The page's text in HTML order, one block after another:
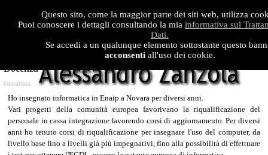
Questo sito, come la maggior parte dei siti web, utilizza
Puoi conoscere i dettagli consultando la mia informativa sul
Dati.
Se accedi a un qualunque elemento sottostante questo
acconsenti all'uso dei cookie.
Docenza
Consulenza
Ho insegnato informatica in Enaip a Novara per diversi anni.
Vari progetti della comunità europea favorivano la riqualificazione del
personale in cassa integrazione favorendo corsi di aggiornamento. Per diversi
anni ho tenuto corsi di riqualificazione per insegnare l'uso del computer, da
livello base fino a livelli già più impegnativi, fino alla possibilità di effettuare